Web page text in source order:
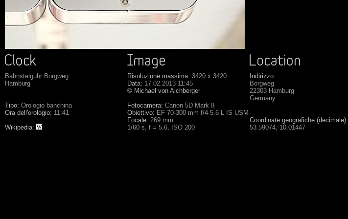
Bahnsteiguhr Borgweg
Hamburg
Tipo: Orologio banchina
Ora dell'orologio: 11:41
Wikipedia:
Risoluzione massima: 3420 x 3420
Data: 17.02.2013 11:45
© Michael von Aichberger
Fotocamera: Canon 5D Mark II
Obiettivo: EF 70-300 mm f/4-5.6 L IS USM
Focale: 269 mm
1/60 s, f = 5.6, ISO 200
Indirizzo:
Borgweg
22303 Hamburg
Germany
Coordinate geografiche (decimale):
53.59074, 10.01447